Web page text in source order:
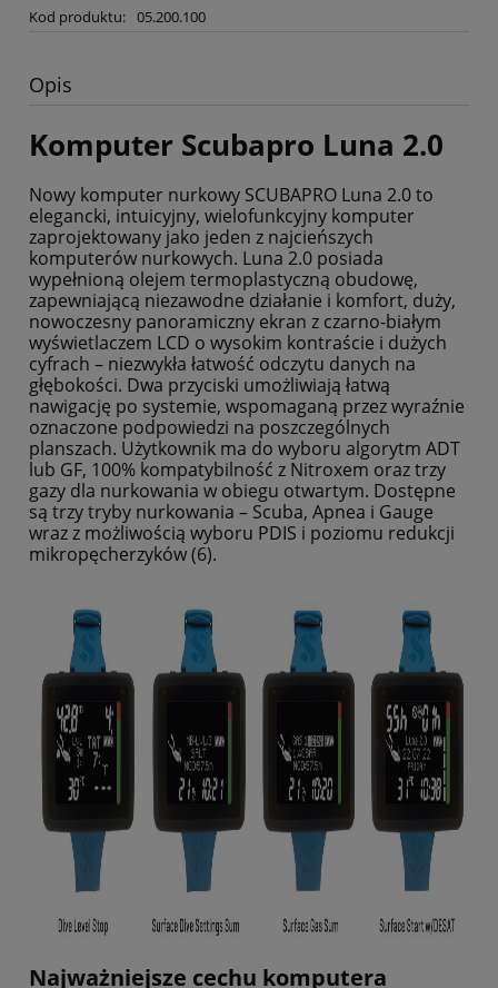
Kod produktu: 05.200.100
Opis
Komputer Scubapro Luna 2.0
Nowy komputer nurkowy SCUBAPRO Luna 2.0 to
elegancki, intuicyjny, wielofunkcyjny komputer
zaprojektowany jako jeden z najcieńszych
komputerów nurkowych. Luna 2.0 posiada
wypełnioną olejem termoplastyczną obudowę,
zapewniającą niezawodne działanie i komfort, duży,
nowoczesny panoramiczny ekran z czarno-białym
wyświetlaczem LCD o wysokim kontraście i dużych
cyfrach – niezwykła łatwość odczytu danych na
głębokości. Dwa przyciski umożliwiają łatwą
nawigację po systemie, wspomaganą przez wyraźnie
oznaczone podpowiedzi na poszczególnych
planszach. Użytkownik ma do wyboru algorytm ADT
lub GF, 100% kompatybilność z Nitroxem oraztrzy
gazy dla nurkowania w obiegu otwartym. Dostępne
są trzy tryby nurkowania – Scuba, Apnea i Gauge
wraz z możliwością wyboru PDIS i poziomu redukcji
mikropęcherzyków (6).
Najważniejsze cechu komputera